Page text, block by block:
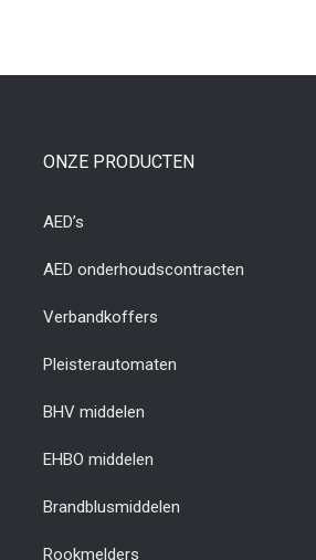
ONZE PRODUCTEN
AED’s
AED onderhoudscontracten
Verbandkoffers
Pleisterautomaten
BHV middelen
EHBO middelen
Brandblusmiddelen
Rookmelders